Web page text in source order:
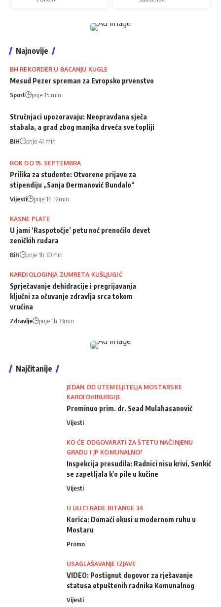
Najnovije
BH REKORDER U BACANJU KUGLE
Mesud Pezer spreman za Evropsko prvenstvo
Sport prije 15 min
Stručnjaci upozoravaju: Neopravdana sječa
stabala, a grad zbog manjka drveća sve topliji
BiH prije 41 min
ROK DO 15. SEPTEMBRA
Prilika za studente: Otvorene prijave za
stipendiju „Sanja Đermanović Bundalo“
Vijesti prije 1h 12min
KASNE PLATE
U jami ‘Raspotočje’ petu noć prenoćilo devet
zeničkih rudara
BiH prije 1h 30min
KARDIOLOGINJA ZUMRETA KUŠLJUGIĆ
Sprječavanje dehidracije i pregrijavanja
ključni za očuvanje zdravlja srca tokom
vrućina
Zdravlje prije 1h 33min
Najčitanije
JEDAN OD UTEMELJITELJA MOSTARSKE
KARDIOHIRURGIJE
Preminuo prim. dr. Sead Mulahasanović
Vijesti
KO ĆE ODGOVARATI ZA ŠTETU NAČINJENU
GRADU I JP KOMUNALNO?
Inspekcija presudila: Radnici nisu krivi, Senkić
se zapetljala k'o pile u kučine
Vijesti
U ULICI RADE BITANGE 34
Korica: Domaći okusi u modernom ruhu u
Mostaru
Promo
USAGLAŠAVANJE IZJAVE
VIDEO: Postignut dogovor za rješavanje
statusa otpuštenih radnika Komunalnog
Vijesti